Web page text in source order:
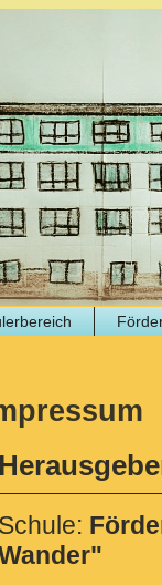
Schule: